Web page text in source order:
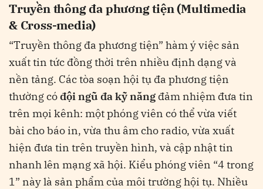
Truyền thông đa phương tiện (Multimedia
& Cross-media)
“Truyền thông đa phương tiện” hàm ý việc sản
xuất tin tức đồng thời trên nhiều định dạng và
nền tảng. Các tòa soạn hội tụ đa phương tiện
thường cóđội ngũ đa kỹ năng đảm nhiệm đưa tin
trên mọi kênh: một phóng viên có thể vừa viết
bài cho báo in, vừa thu âm cho radio, vừa xuất
hiện đưa tin trên truyền hình, và cập nhật tin
nhanh lên mạng xã hội​. Kiểu phóng viên “4 trong
1” này là sản phẩm của môi trường hội tụ. Nhiều